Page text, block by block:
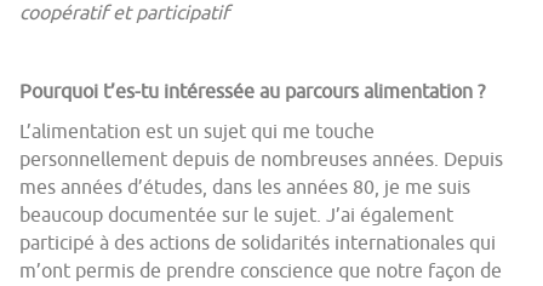
coopératif et participatif
Pourquoi t’es-tu intéressée au parcours alimentation ?
L’alimentation est un sujet qui me touche
personnellement depuis de nombreuses années. Depuis
mes années d’études, dans les années 80, je me suis
beaucoup documentée sur le sujet. J’ai également
participé à des actions de solidarités internationales qui
m’ont permis de prendre conscience que notre façon de